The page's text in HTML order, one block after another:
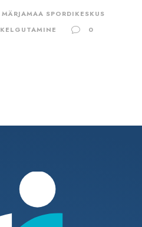
MÄRJAMAA SPORDIKESKUS
KELGUTAMINE 0